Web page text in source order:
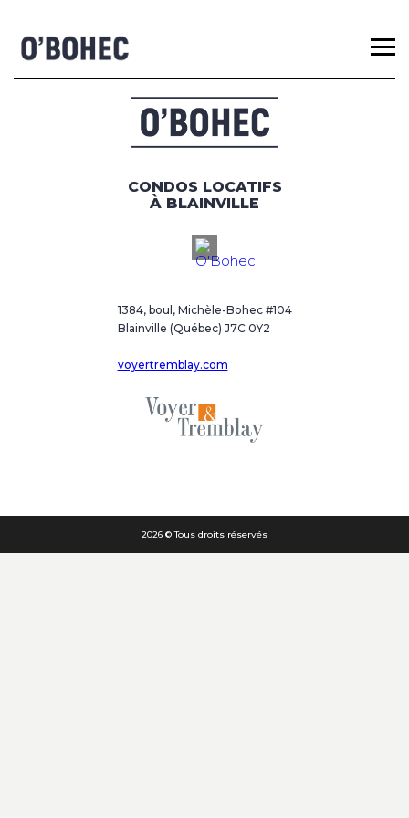
CONDOS LOCATIFS
À BLAINVILLE
1384, boul, Michèle-Bohec #104
Blainville (Québec) J7C 0Y2
voyertremblay.com
2026 © Tous droits réservés